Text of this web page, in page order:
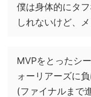
僕は身体的にタ
しれないけど、
MVPをとったシ
ォーリアーズに
(ファイナルまで